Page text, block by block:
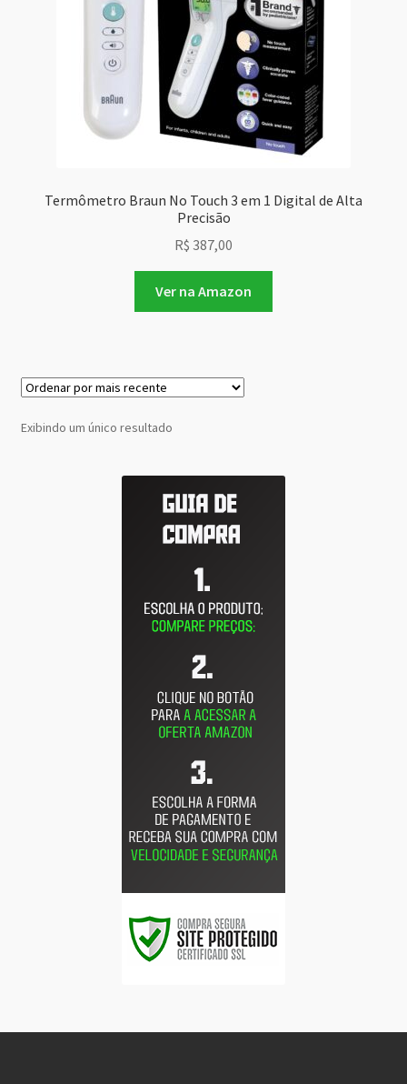
Termômetro Braun No Touch 3 em 1 Digital de Alta
Precisão
R$ 387,00
Ver na Amazon
Exibindo um único resultado